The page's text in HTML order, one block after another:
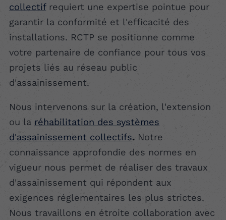
collectifrequiert une expertise pointue pour
garantir la conformité et l'efficacité des
installations. RCTP se positionne comme
votre partenaire de confiance pour tous vos
projets liés au réseau public
d'assainissement.
Nous intervenons sur la création, l'extension
ou la réhabilitation des systèmes
d'assainissement collectifs. Notre
connaissance approfondie des normes en
vigueur nous permet de réaliser des travaux
d'assainissement qui répondent aux
exigences réglementaires les plus strictes.
Nous travaillons en étroite collaboration avec